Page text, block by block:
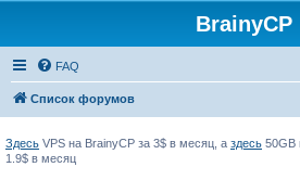
BrainyCP
FAQ
Список форумов
Здесь VPS на BrainyCP за 3$ в месяц, а здесь 50GB
1.9$ в месяц